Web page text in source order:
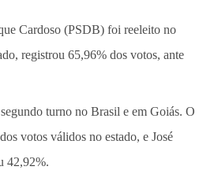
Cardoso (PSDB) foi reeleito no
registrou 65,96% dos votos, ante
turno no Brasil e em Goiás. O
votos válidos no estado, e José
42,92%.